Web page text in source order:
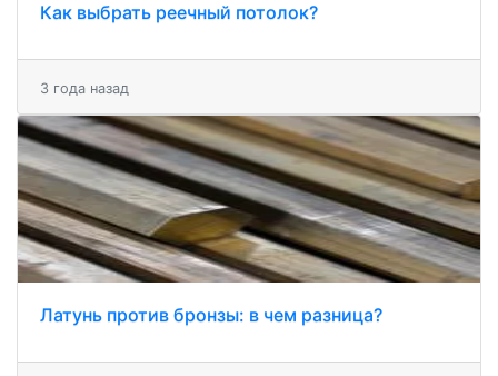
Как выбрать реечный потолок?
3 года назад
Латунь против бронзы: в чем разница?